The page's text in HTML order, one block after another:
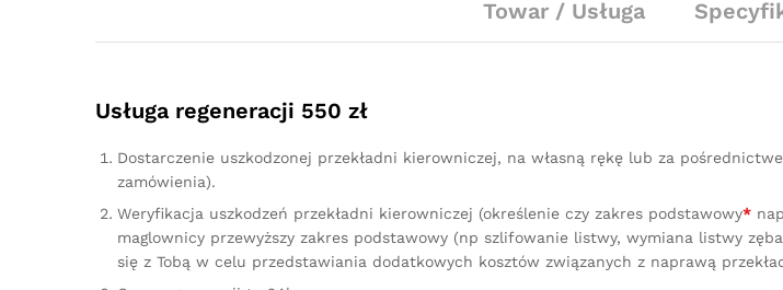
Nowa
Listwa
Towar / Usługa
Usługa regeneracji 550 zł
Dostarczenie uszkodzonej przekładni kierowniczej, na własną rękę lub za
zamówienia).
Weryfikacja uszkodzeń przekładni kierowniczej (określenie czy zakres podstawowy*
maglownicy przewyższy zakres podstawowy (np szlifowanie listwy, wymiana listwy
się z Tobą w celu przedstawiania dodatkowych kosztów związanych z naprawą